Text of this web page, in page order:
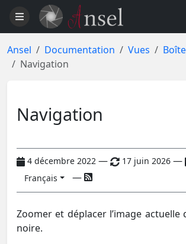
Ansel Documentation Vues
Navigation
Navigation
4 décembre 2022 — 17 juin 2026 —
Français —
Zoomer et déplacer l’image actuelle
noire.